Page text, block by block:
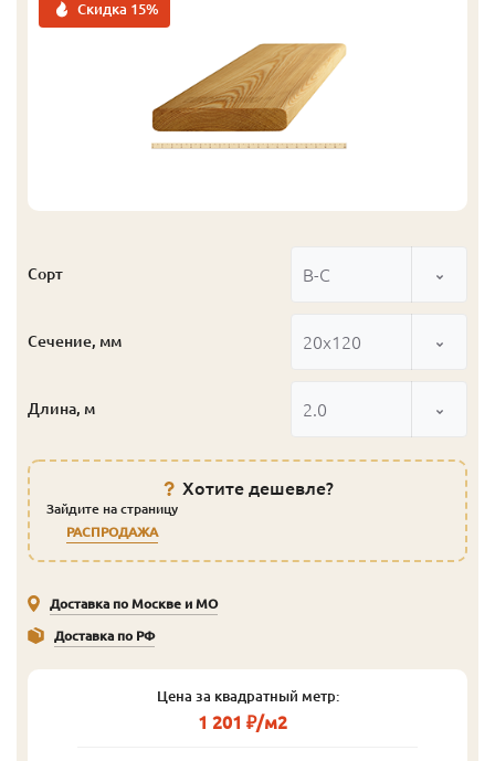
Скидка 15%
Сорт В-С
Сечение, мм 20x120
Длина, м 2.0
Хотите дешевле?
Зайдите на страницу
РАСПРОДАЖА
Доставка по Москве и МО
Доставка по РФ
Цена за квадратный метр:
1 201 ₽/м2